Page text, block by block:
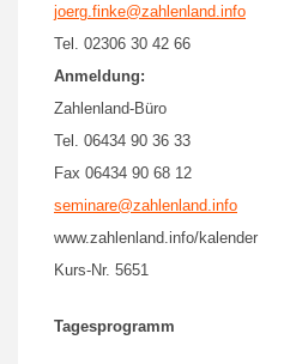
joerg.finke@zahlenland.info
Tel. 02306 30 42 66
Anmeldung:
Zahlenland-Büro
Tel. 06434 90 36 33
Fax 06434 90 68 12
seminare@zahlenland.info
www.zahlenland.info/kalender
Kurs-Nr. 5651
Tagesprogramm